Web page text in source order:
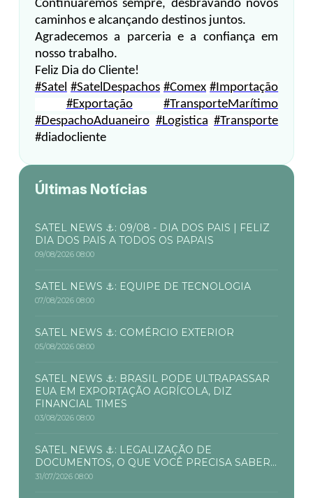
Continuaremos sempre, desbravando novos
caminhos e alcançando destinos juntos.
Agradecemos a parceria e a confiança em
nosso trabalho.
Feliz Dia do Cliente!
#Satel #SatelDespachos #Comex #Importação
#Exportação
#TransporteMarítimo
#DespachoAduaneiro #Logistica #Transporte
#diadocliente
Últimas Notícias
SATEL NEWS ⚓: 09/08 - DIA DOS PAIS | FELIZ
DIA DOS PAIS A TODOS OS PAPAIS
09/08/2026 08:00
SATEL NEWS ⚓: EQUIPE DE TECNOLOGIA
07/08/2026 08:00
SATEL NEWS ⚓: COMÉRCIO EXTERIOR
05/08/2026 08:00
SATEL NEWS ⚓: BRASIL PODE ULTRAPASSAR
EUA EM EXPORTAÇÃO AGRÍCOLA, DIZ
FINANCIAL TIMES
03/08/2026 08:00
SATEL NEWS ⚓: LEGALIZAÇÃO DE
DOCUMENTOS, O QUE VOCÊ PRECISA SABER...
31/07/2026 08:00